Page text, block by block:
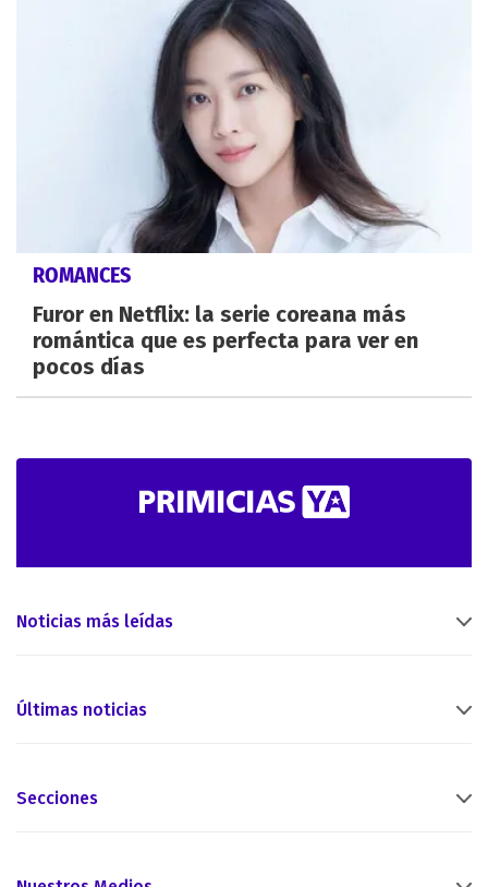
ROMANCES
Furor en Netflix: la serie coreana más
romántica que es perfecta para ver en
pocos días
Noticias más leídas
Últimas noticias
Secciones